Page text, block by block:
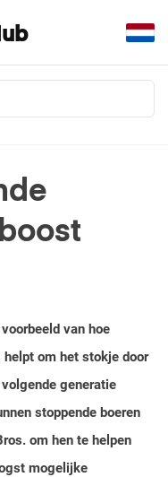
van hoe
helpt om het stokje door
generatie
stoppende boeren
om hen te helpen
mogelijke